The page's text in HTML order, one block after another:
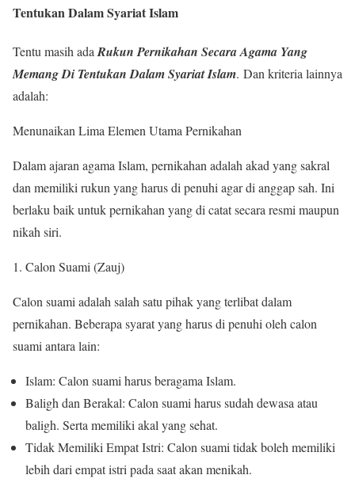
Tentukan Dalam Syariat Islam
Tentu masih ada Rukun Pernikahan Secara Agama Yang
Memang Di Tentukan Dalam Syariat Islam. Dan kriteria lainnya
adalah:
Menunaikan Lima Elemen Utama Pernikahan
Dalam ajaran agama Islam, pernikahan adalah akad yang sakral
dan memiliki rukun yang harus di penuhi agar di anggap sah. Ini
berlaku baik untuk pernikahan yang di catat secara resmi maupun
nikah siri.
Calon Suami (Zauj)
Calon suami adalah salah satu pihak yang terlibat dalam
pernikahan. Beberapa syarat yang harus di penuhi oleh calon
suami antara lain:
Islam: Calon suami harus beragama Islam.
Baligh dan Berakal: Calon suami harus sudah dewasa atau
baligh. Serta memiliki akal yang sehat.
Tidak Memiliki Empat Istri: Calon suami tidak boleh memiliki
lebih dari empat istri pada saat akan menikah.